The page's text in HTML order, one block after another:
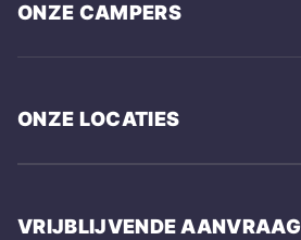
ONZE CAMPERS
ONZE LOCATIES
VRIJBLIJVENDE AANVRAAG